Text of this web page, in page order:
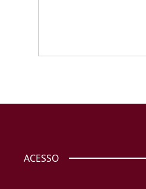
ACESSO